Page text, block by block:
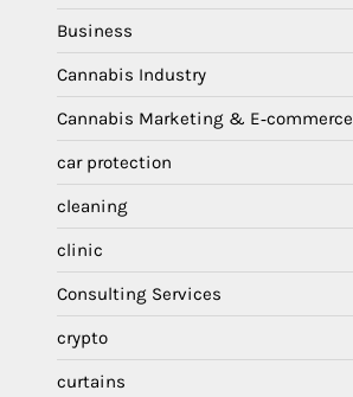
Business
Cannabis Industry
Cannabis Marketing & E‑commerce
car protection
cleaning
clinic
Consulting Services
crypto
curtains